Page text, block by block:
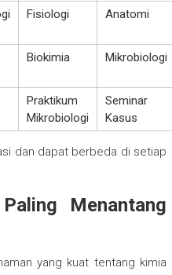
Fisiologi Anatomi
Biokimia Mikrobiologi
Praktikum
Mikrobiologi
Seminar
Kasus
dan dapat berbeda di setiap
Menantang
yang kuat tentang kimia